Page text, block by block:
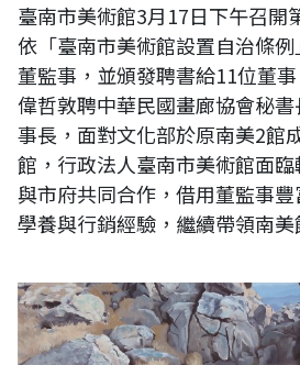
臺南市美術館3月17日下午召開
依「臺南市美術館設置自治條
董監事，並頒發聘書給11位董
偉哲敦聘中華民國畫廊協會秘
事長，面對文化部於原南美2館
館，行政法人臺南市美術館面
與市府共同合作，借用董監事
學養與行銷經驗，繼續帶領南美
《八重樫理彦展》〈In the Mountains〉-日